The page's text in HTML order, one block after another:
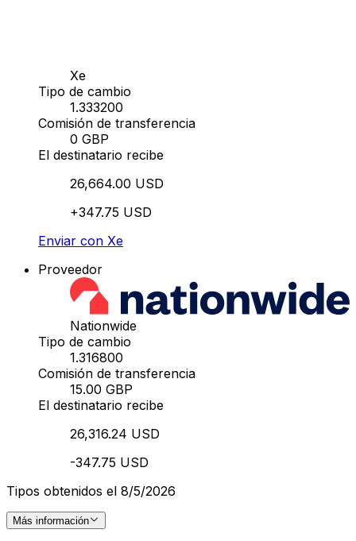
Xe
Tipo de cambio
1.333200
Comisión de transferencia
0 GBP
El destinatario recibe
26,664.00 USD
+347.75 USD
Enviar con Xe
Proveedor
Nationwide
Tipo de cambio
1.316800
Comisión de transferencia
15.00 GBP
El destinatario recibe
26,316.24 USD
-347.75 USD
Tipos obtenidos el 8/5/2026
Más información